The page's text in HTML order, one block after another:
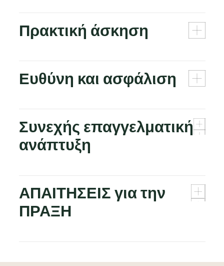
Πρακτική άσκηση
Ευθύνη και ασφάλιση
Συνεχής επαγγελματική
ανάπτυξη
ΑΠΑΙΤΗΣΕΙΣ για την
ΠΡΑΞΗ